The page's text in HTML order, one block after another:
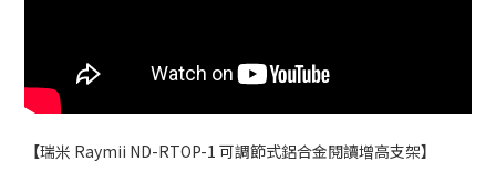
【瑞米 Raymii ND-RTOP-1 可調節式鋁合金閱讀增高支架】